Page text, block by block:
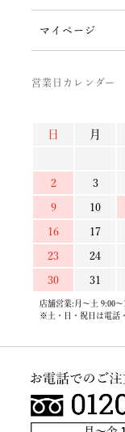
マイページ
営業日カレンダー